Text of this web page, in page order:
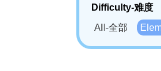
Difficulty-难度
All-全部